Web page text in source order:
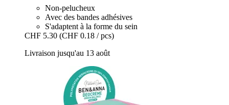
Non-pelucheux
Avec des bandes adhésives
S'adaptent à la forme du sein
CHF 5.30 (CHF 0.18 / pcs)
Livraison jusqu'au 13 août